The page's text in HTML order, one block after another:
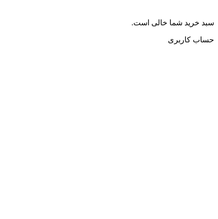
سبد خرید شما خالی است.
حساب کاربری